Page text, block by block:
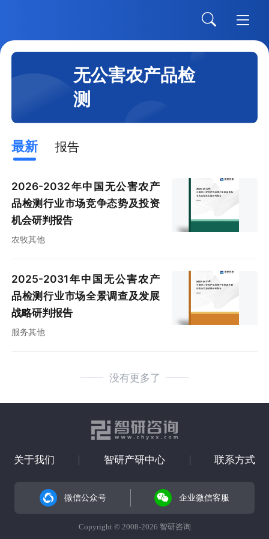
无公害农产品检
测
最新 报告
2026-2032年中国无公害农产
品检测行业市场竞争态势及投资
机会研判报告
农牧其他
2025-2031年中国无公害农产
品检测行业市场全景调查及发展
战略研判报告
服务其他
没有更多了
关于我们 智研产研中心 联系方式
微信公众号 企业微信客服
Copyright © 2008-2026 智研咨询